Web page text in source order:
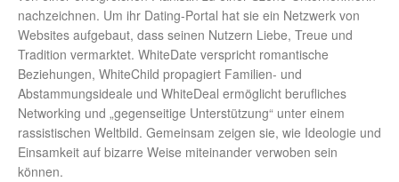
nachzeichnen. Um ihr Dating-Portal hat sie ein Netzwerk von
Websites aufgebaut, dass seinen Nutzern Liebe, Treue und
Tradition vermarktet. WhiteDate verspricht romantische
Beziehungen, WhiteChild propagiert Familien- und
Abstammungsideale und WhiteDeal ermöglicht berufliches
Networking und „gegenseitige Unterstützung“ unter einem
rassistischen Weltbild. Gemeinsam zeigen sie, wie Ideologie und
Einsamkeit auf bizarre Weise miteinander verwoben sein
können.